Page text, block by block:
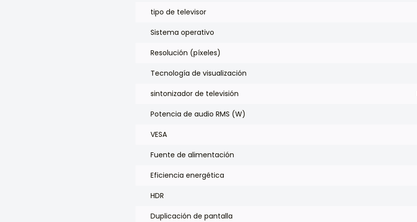
tipo de televisor
Sistema operativo
Resolución (píxeles)
Tecnología de visualización
sintonizador de televisión
Potencia de audio RMS (W)
VESA
Fuente de alimentación
Eficiencia energética
HDR
Duplicación de pantalla